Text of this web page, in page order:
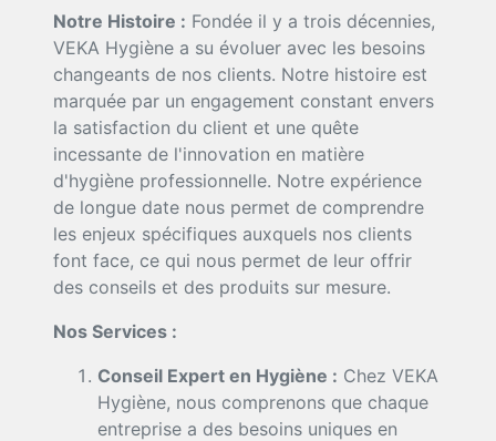
Notre Histoire : Fondée il y a trois décennies,
VEKA Hygiène a su évoluer avec les besoins
changeants de nos clients. Notre histoire est
marquée par un engagement constant envers
la satisfaction du client et une quête
incessante de l'innovation en matière
d'hygiène professionnelle. Notre expérience
de longue date nous permet de comprendre
les enjeux spécifiques auxquels nos clients
font face, ce qui nous permet de leur offrir
des conseils et des produits sur mesure.
Nos Services :
Conseil Expert en Hygiène : Chez VEKA
Hygiène, nous comprenons que chaque
entreprise a des besoins uniques en